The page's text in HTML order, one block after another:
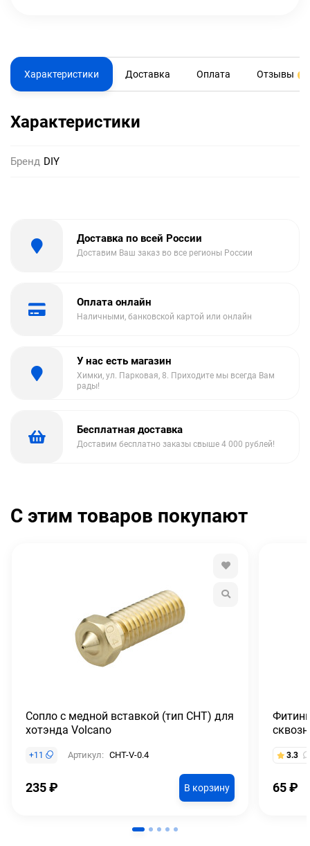
Характеристики Доставка Оплата Отзывы
Характеристики
Бренд DIY
Доставка по всей России
Доставим Ваш заказ во все регионы России
Оплата онлайн
Наличными, банковской картой или онлайн
У нас есть магазин
Химки, ул. Парковая, 8. Приходите мы всегда Вам
рады!
Бесплатная доставка
Доставим бесплатно заказы свыше 4 000 рублей!
С этим товаров покупают
Сопло с медной вставкой (тип CHT) для
хотэнда Volcano
+11 Артикул: CHT-V-0.4
235₽ В корзину
3.3
65₽